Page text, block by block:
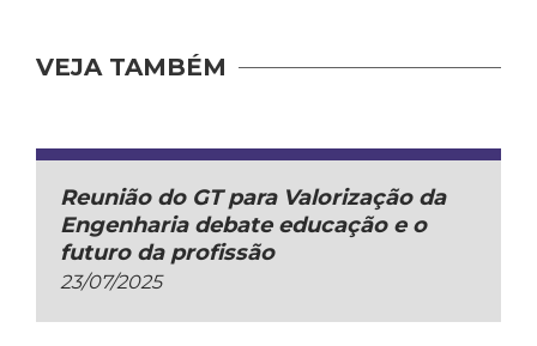
VEJA TAMBÉM
Reunião do GT para Valorização da
Engenharia debate educação e o
futuro da profissão
23/07/2025